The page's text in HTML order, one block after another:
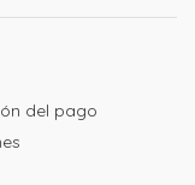
del pago